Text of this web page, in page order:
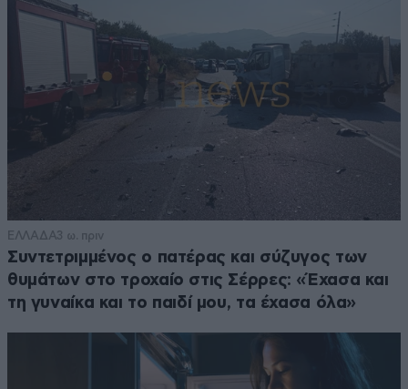
ΕΛΛΑΔΑ3 ω. πριν
Συντετριμμένος ο πατέρας και σύζυγος των
θυμάτων στο τροχαίο στις Σέρρες: «Έχασα και
τη γυναίκα και το παιδί μου, τα έχασα όλα»